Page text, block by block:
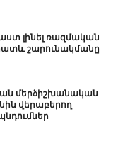
լինել ռազմական
շարունակմանը
մերձիշխանական
վերաբերող